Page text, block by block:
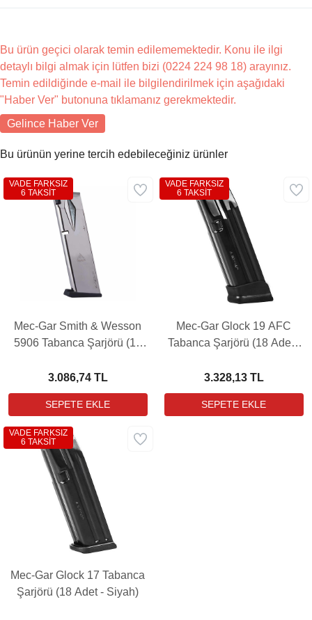
Bu ürün geçici olarak temin edilememektedir. Konu ile ilgi
detaylı bilgi almak için lütfen bizi (0224 224 98 18) arayınız.
Temin edildiğinde e-mail ile bilgilendirilmek için aşağıdaki
"Haber Ver" butonuna tıklamanız gerekmektedir.
Gelince Haber Ver
Bu ürünün yerine tercih edebileceğiniz ürünler
Mec-Gar Smith & Wesson
5906 Tabanca Şarjörü (17
3.086,74 TL
VADE FARKSIZ
6 TAKSİT
Mec-Gar Glock 19 AFC
Tabanca Şarjörü (18 Adet -
3.328,13 TL
VADE FARKSIZ
6 TAKSİT
Mec-Gar Glock 17 Tabanca
Şarjörü (18 Adet - Siyah)
VADE FARKSIZ
6 TAKSİT